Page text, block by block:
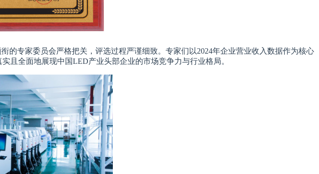
的专家委员会严格把关，评选过程严谨细致。专家们以2024年企业营业收入数据作为核心
且全面地展现中国LED产业头部企业的市场竞争力与行业格局。